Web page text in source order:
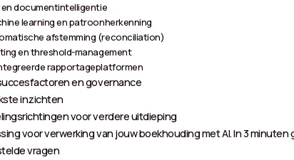
en documentintelligentie
learning en patroonherkenning
afstemming (reconciliation)
en threshold-management
rapportageplatformen
en governance
inzichten
voor verdere uitdieping
voor verwerking van jouw boekhouding met AI. In 3 minuten
vragen